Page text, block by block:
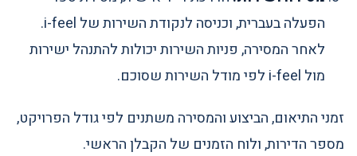
הפעלה בעברית, וכניסה לנקודת השירות של i-feel.
לאחר המסירה, פניות השירות יכולות להתנהל ישירות
מול i-feel לפי מודל השירות שסוכם.
זמני התיאום, הביצוע והמסירה משתנים לפי גודל הפרויקט,
מספר הדירות, ולוח הזמנים של הקבלן הראשי.